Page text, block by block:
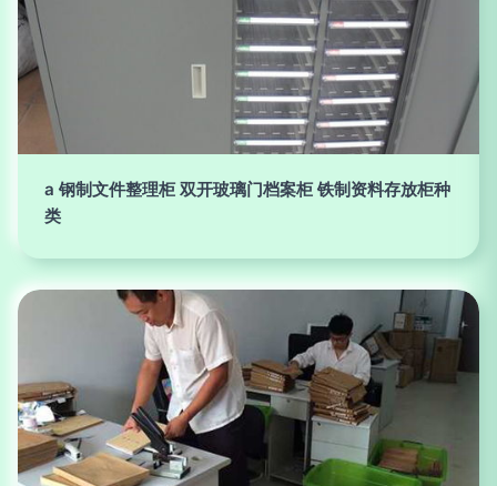
a 钢制文件整理柜 双开玻璃门档案柜 铁制资料存放柜种
类